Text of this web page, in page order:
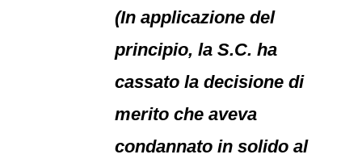
(In applicazione del
principio, la S.C. ha
cassato la decisione di
merito che aveva
condannato in solido al